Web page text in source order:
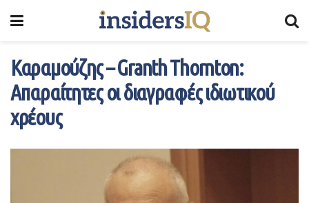
Καραμούζης – Granth Thornton:
Απαραίτητες οι διαγραφές ιδιωτικού
χρέους